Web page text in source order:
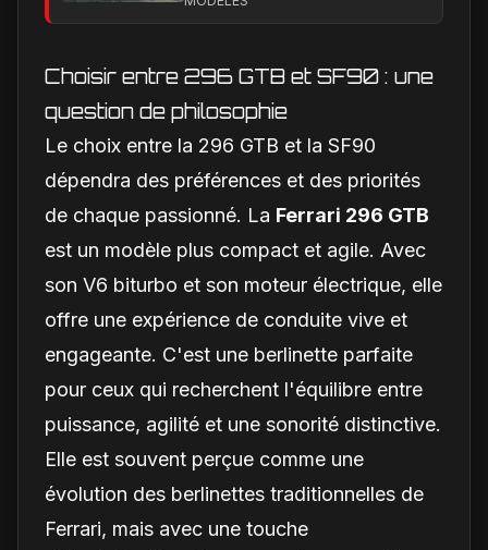
Choisir entre 296 GTB et SF90 : une
question de philosophie
Le choix entre la 296 GTB et la SF90
dépendra des préférences et des priorités
de chaque passionné. La Ferrari 296 GTB
est un modèle plus compact et agile. Avec
son V6 biturbo et son moteur électrique, elle
offre une expérience de conduite vive et
engageante. C'est une berlinette parfaite
pour ceux qui recherchent l'équilibre entre
puissance, agilité et une sonorité distinctive.
Elle est souvent perçue comme une
évolution des berlinettes traditionnelles de
Ferrari, mais avec une touche